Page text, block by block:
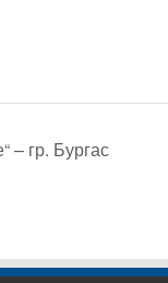
– гр. Бургас